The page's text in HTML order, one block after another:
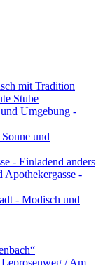
mit Tradition
Stube
Umgebung -
und
- Einladend anders
-
- Modisch und
/ Am